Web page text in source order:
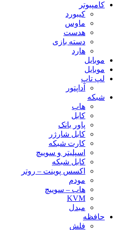
کامپیوتر
کیبورد
ماوس
هدست
دسته بازی
هارد
موبایل
موبایل
لپ تاپ
آداپتور
شبکه
هاب
کابل
پاور بانک
کابل شارژر
کارت شبکه
اسپلیتر و سوییچ
کابل شبکه
اکسس پوینت – روتر
مودم
هاب – سوییچ
KVM
مبدل
حافظه
فلش